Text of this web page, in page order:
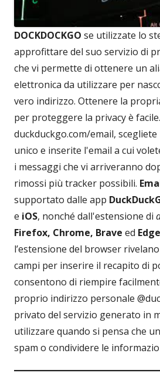
DOCKDOCKGO se utilizzate lo
approfittare del suo servizio di
che vi permette di ottenere un
elettronica da utilizzare per
vero indirizzo. Ottenere la
per proteggere la privacy è
duckduckgo.com/email,
unico e inserite l'email a cui
i messaggi che vi arriveranno
rimossi più tracker possibili.
supportato dalle app
e iOS, nonché dall'estensione di
Firefox, Chrome, Brave ed Edge
l’estensione del browser
campi per inserire il recapito di
consentono di riempire
proprio indirizzo personale
privato del servizio generato in
utilizzare quando si pensa che
spam o condividere le